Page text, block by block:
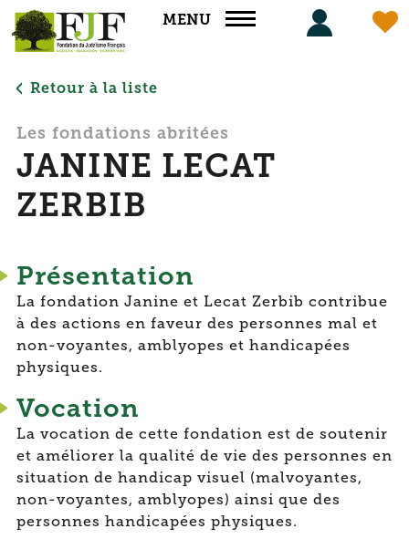
MENU
Retour à la liste
Les fondations abritées
JANINE LECAT
ZERBIB
Présentation
La fondation Janine et Lecat Zerbib contribue
à des actions en faveur des personnes mal et
non-voyantes, amblyopes et handicapées
physiques.
Vocation
La vocation de cette fondation est de soutenir
et améliorer la qualité de vie des personnes en
situation de handicap visuel (malvoyantes,
non-voyantes, amblyopes) ainsi que des
personnes handicapées physiques.
Panneau de gestion des cookies